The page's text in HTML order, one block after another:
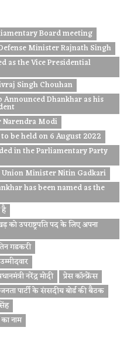
Board meeting
Minister Rajnath Singh
as the Vice Presidential
Singh Chouhan
Announced Dhankhar as his
Modi
be held on 6 August 2022
in the Parliamentary Party
Union Minister Nitin Gadkari
has been named as the
है
उपराष्ट्रपति पद के लिए अपना
गडकरी
नरेंद्र मोदी
प्रेस कॉन्फ्रेंस
पार्टी के संसदीय बोर्ड की बैठक
नाम